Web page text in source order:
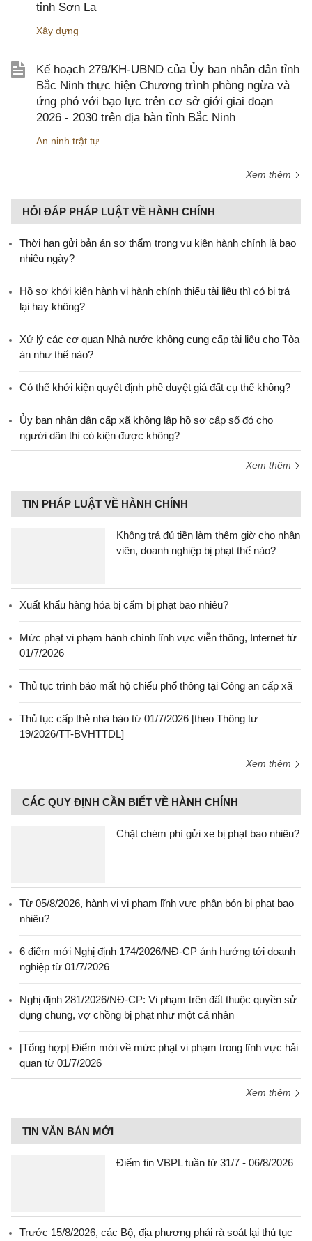
tỉnh Sơn La
Xây dựng
Kế hoạch 279/KH-UBND của Ủy ban nhân dân tỉnh
Bắc Ninh thực hiện Chương trình phòng ngừa và
ứng phó với bạo lực trên cơ sở giới giai đoạn
2026 - 2030 trên địa bàn tỉnh Bắc Ninh
An ninh trật tự
Xem thêm
HỎI ĐÁP PHÁP LUẬT VỀ HÀNH CHÍNH
Thời hạn gửi bản án sơ thẩm trong vụ kiện hành chính là bao
nhiêu ngày?
Hồ sơ khởi kiện hành vi hành chính thiếu tài liệu thì có bị trả
lại hay không?
Xử lý các cơ quan Nhà nước không cung cấp tài liệu cho Tòa
án như thế nào?
Có thể khởi kiện quyết định phê duyệt giá đất cụ thể không?
Ủy ban nhân dân cấp xã không lập hồ sơ cấp sổ đỏ cho
người dân thì có kiện được không?
Xem thêm
TIN PHÁP LUẬT VỀ HÀNH CHÍNH
Không trả đủ tiền làm thêm giờ cho nhân
viên, doanh nghiệp bị phạt thế nào?
Xuất khẩu hàng hóa bị cấm bị phạt bao nhiêu?
Mức phạt vi phạm hành chính lĩnh vực viễn thông, Internet từ
01/7/2026
Thủ tục trình báo mất hộ chiếu phổ thông tại Công an cấp xã
Thủ tục cấp thẻ nhà báo từ 01/7/2026 [theo Thông tư
19/2026/TT-BVHTTDL]
Xem thêm
CÁC QUY ĐỊNH CẦN BIẾT VỀ HÀNH CHÍNH
Chặt chém phí gửi xe bị phạt bao nhiêu?
Từ 05/8/2026, hành vi vi phạm lĩnh vực phân bón bị phạt bao
nhiêu?
6 điểm mới Nghị định 174/2026/NĐ-CP ảnh hưởng tới doanh
nghiệp từ 01/7/2026
Nghị định 281/2026/NĐ-CP: Vi phạm trên đất thuộc quyền sử
dụng chung, vợ chồng bị phạt như một cá nhân
[Tổng hợp] Điểm mới về mức phạt vi phạm trong lĩnh vực hải
quan từ 01/7/2026
Xem thêm
TIN VĂN BẢN MỚI
Điểm tin VBPL tuần từ 31/7 - 06/8/2026
Trước 15/8/2026, các Bộ, địa phương phải rà soát lại thủ tục